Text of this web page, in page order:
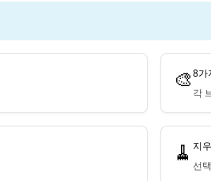
🎨8가
각
🧹 지
선